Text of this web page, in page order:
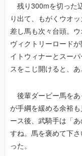
残り300mを切った
り出て、もがくウオ
差し馬も次々台頭。
ヴィクトリーロード
イトウィナーとスー
スをこじ開けると、
後輩ダービー馬を
が手綱を緩める余裕
ース後、武騎手は「
すね。馬を褒めて下
った。